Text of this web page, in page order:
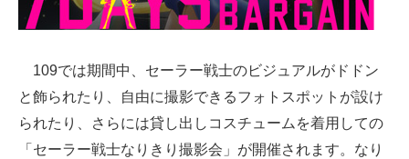
電子設計の基本と応用
エネルギーの専門メディア
ちょっと気になるネットの話題
109では期間中、セーラー戦士のビジュアルがドドン
と飾られたり、自由に撮影できるフォトスポットが設け
られたり、さらには貸し出しコスチュームを着用しての
「セーラー戦士なりきり撮影会」が開催されます。なり